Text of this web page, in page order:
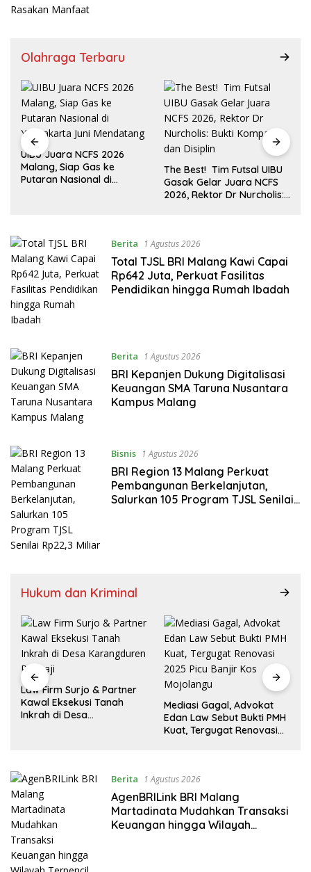
Olahraga Terbaru
UIBU Juara NCFS 2026
Malang, Siap Gas ke
Putaran Nasional di
The Best! Tim Futsal UIBU
Gasak Gelar Juara NCFS
2026, Rektor Dr Nurcholis:
Berita 1 Agustus 2026
Total TJSL BRI Malang Kawi Capai
Rp642 Juta, Perkuat Fasilitas
Pendidikan hingga Rumah Ibadah
Berita 1 Agustus 2026
BRI Kepanjen Dukung Digitalisasi
Keuangan SMA Taruna Nusantara
Kampus Malang
Bisnis 1 Agustus 2026
BRI Region 13 Malang Perkuat
Pembangunan Berkelanjutan,
Salurkan 105 Program TJSL Senilai
Hukum dan Kriminal
Law Firm Surjo & Partner
Kawal Eksekusi Tanah
Inkrah di Desa
Mediasi Gagal, Advokat
Edan Law Sebut Bukti PMH
Kuat, Tergugat Renovasi
Berita 1 Agustus 2026
AgenBRILink BRI Malang
Martadinata Mudahkan Transaksi
Keuangan hingga Wilayah